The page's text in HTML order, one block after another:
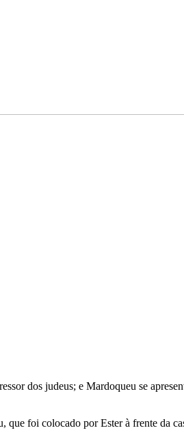
dos judeus; e Mardoqueu se
que foi colocado por Ester à frente da